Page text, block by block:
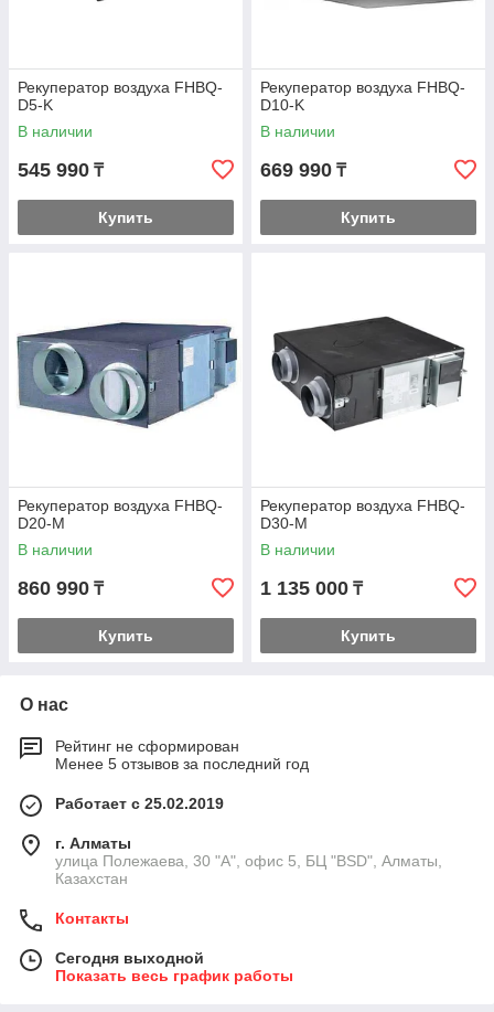
Рекуператор воздуха FHBQ-
D5-K
В наличии
545 990 ₸
Купить
Рекуператор воздуха FHBQ-
D10-K
В наличии
669 990 ₸
Купить
Рекуператор воздуха FHBQ-
D20-M
В наличии
860 990 ₸
Купить
Рекуператор воздуха FHBQ-
D30-M
В наличии
1 135 000 ₸
Купить
О нас
Рейтинг не сформирован
Менее 5 отзывов за последний год
Работает с 25.02.2019
г. Алматы
улица Полежаева, 30 "А", офис 5, БЦ "BSD", Алматы,
Казахстан
Контакты
Сегодня выходной
Показать весь график работы